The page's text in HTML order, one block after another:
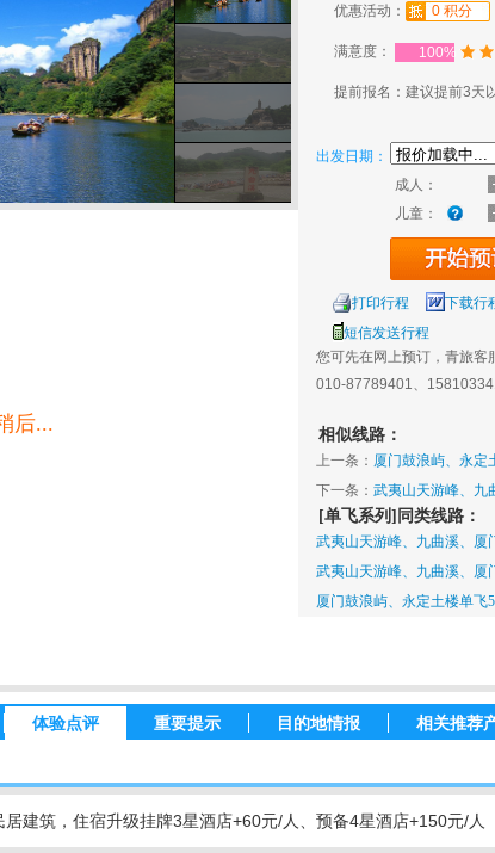
后...
优惠活动： 0 积分
满意度： 100%
提前报名：建议提前3天
出发日期：
成人：
儿童：
打印行程 下载行
短信发送行程
您可先在网上预订，青旅客
010-87789401、
相似线路：
上一条： 厦门鼓浪屿、永定
下一条： 武夷山天游峰、九
[单飞系列]同类线路：
武夷山天游峰、九曲溪、厦
武夷山天游峰、九曲溪、厦
厦门鼓浪屿、永定土楼单飞5
体验点评 重要提示 目的地情报 相关推荐
建筑，住宿升级挂牌3星酒店+60元/人、预备4星酒店+150元/人